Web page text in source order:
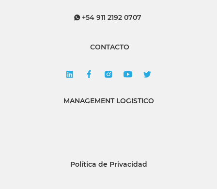
+54 911 2192 0707
CONTACTO
MANAGEMENT LOGISTICO
Política de Privacidad